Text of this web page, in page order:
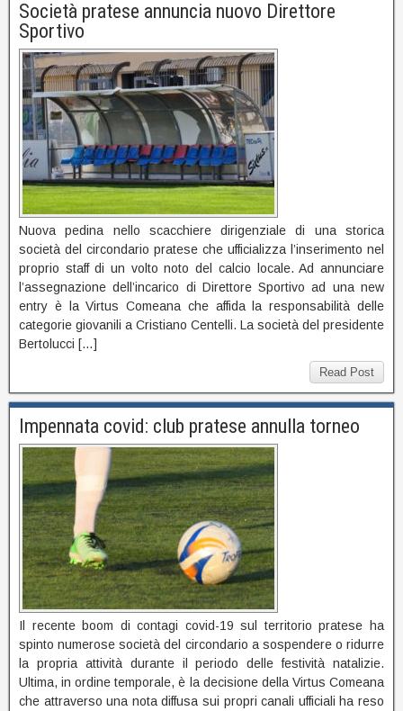
Società pratese annuncia nuovo Direttore
Sportivo
Nuova pedina nello scacchiere dirigenziale di una storica
società del circondario pratese che ufficializza l’inserimento nel
proprio staff di un volto noto del calcio locale. Ad annunciare
l’assegnazione dell’incarico di Direttore Sportivo ad una new
entry è la Virtus Comeana che affida la responsabilità delle
categorie giovanili a Cristiano Centelli. La società del presidente
Bertolucci […]
Read Post
Impennata covid: club pratese annulla torneo
Il recente boom di contagi covid-19 sul territorio pratese ha
spinto numerose società del circondario a sospendere o ridurre
la propria attività durante il periodo delle festività natalizie.
Ultima, in ordine temporale, è la decisione della Virtus Comeana
che attraverso una nota diffusa sui propri canali ufficiali ha reso